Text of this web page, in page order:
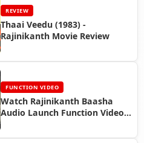
REVIEW
Thaai Veedu (1983) -
Rajinikanth Movie Review
FUNCTION VIDEO
Watch Rajinikanth Baasha
Audio Launch Function Video